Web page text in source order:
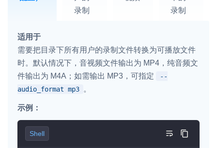
录制
录制
适用于
需要把目录下所有用户的录制文件转换为可播放文件
时。默认情况下，音视频文件输出为 MP4，纯音频文
件输出为 M4A；如需输出 MP3，可指定
--
audio_format mp3
。
示例：
Shell